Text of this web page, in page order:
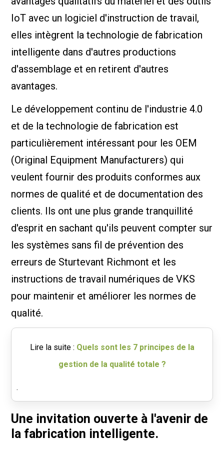
IoT avec un logiciel d'instruction de travail,
elles intègrent la technologie de fabrication
intelligente dans d'autres productions
d'assemblage et en retirent d'autres
avantages.
Le développement continu de l'industrie 4.0
et de la technologie de fabrication est
particulièrement intéressant pour les OEM
(Original Equipment Manufacturers) qui
veulent fournir des produits conformes aux
normes de qualité et de documentation des
clients. Ils ont une plus grande tranquillité
d'esprit en sachant qu'ils peuvent compter sur
les systèmes sans fil de prévention des
erreurs de Sturtevant Richmont et les
instructions de travail numériques de VKS
pour maintenir et améliorer les normes de
qualité.
Lire la suite : Quels sont les 7 principes de la
gestion de la qualité totale ?
.
Une invitation ouverte à l'avenir de
la fabrication intelligente.